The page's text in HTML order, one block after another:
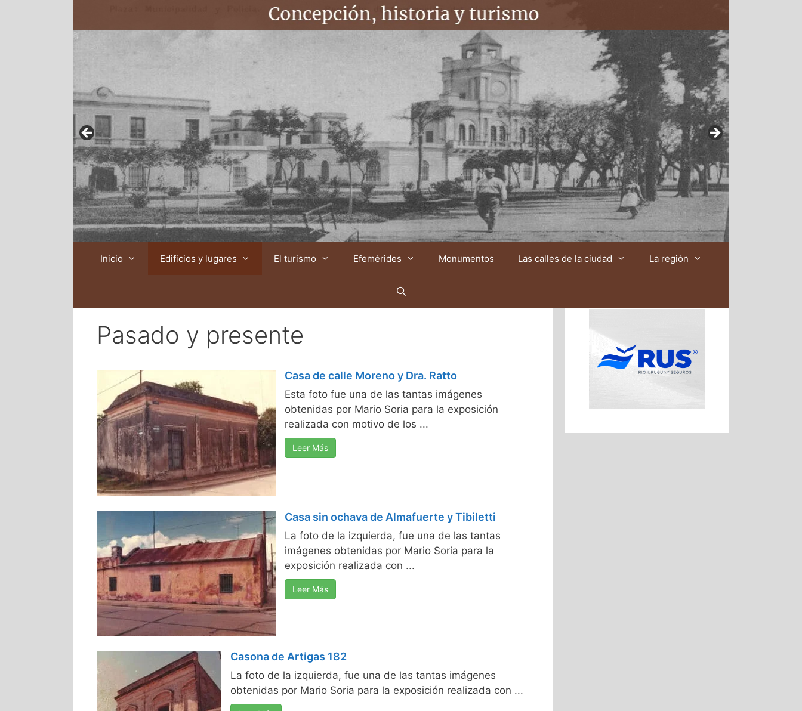
Inicio Edificios y lugares El turismo Efemérides Monumentos Las calles de la ciudad La región
Pasado y presente
Casa de calle Moreno y Dra. Ratto
Esta foto fue una de las tantas imágenes
obtenidas por Mario Soria para la exposición
realizada con motivo de los ...
Leer Más
Casa sin ochava de Almafuerte y Tibiletti
La foto de la izquierda, fue una de las tantas
imágenes obtenidas por Mario Soria para la
exposición realizada con ...
Leer Más
Casona de Artigas 182
La foto de la izquierda, fue una de las tantas imágenes
obtenidas por Mario Soria para la exposición realizada con ...